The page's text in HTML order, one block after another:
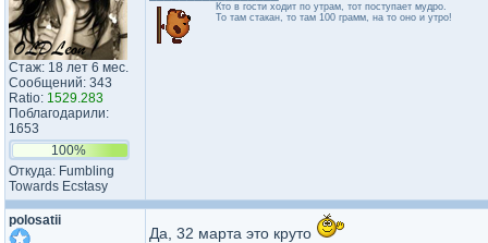
Стаж: 18 лет 6 мес.
Сообщений: 343
Ratio: 1529.283
Поблагодарили:
1653
100%
Откуда: Fumbling
Towards Ecstasy
Кто в гости ходит по утрам, тот поступает мудро.
То там стакан, то там 100 грамм, на то оно и утро!
polosatii
Да, 32 марта это круто